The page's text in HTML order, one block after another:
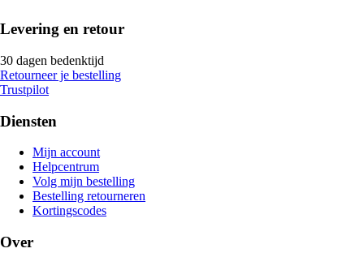
Levering en retour
30 dagen bedenktijd
Retourneer je bestelling
Trustpilot
Diensten
Mijn account
Helpcentrum
Volg mijn bestelling
Bestelling retourneren
Kortingscodes
Over